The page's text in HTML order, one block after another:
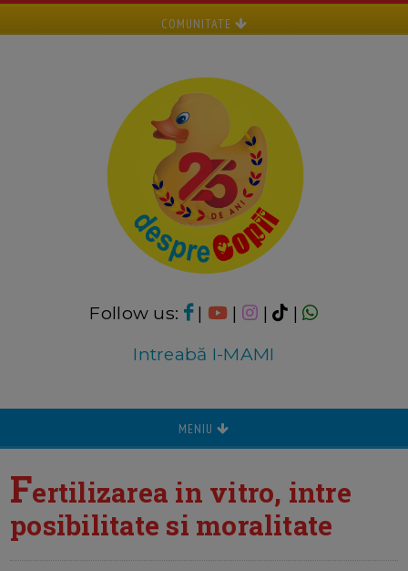
COMUNITATE
Follow us: | | |
|
Intreabă I-MAMI
MENIU
Fertilizarea in vitro, intre
posibilitate si moralitate